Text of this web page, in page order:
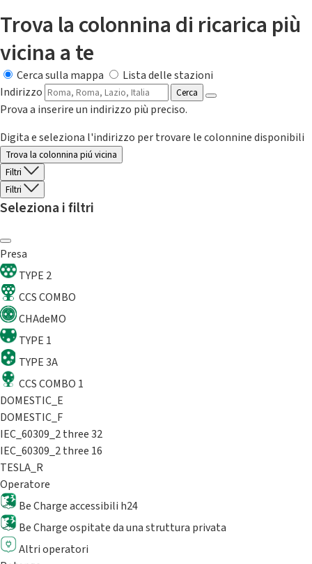
Trova la colonnina di ricarica più
vicina a te
Cerca sulla mappa
Lista delle stazioni
Indirizzo
Cerca
Prova a inserire un indirizzo più preciso.
Digita e seleziona l'indirizzo per trovare le colonnine disponibili
Trova la colonnina piú vicina
Filtri
Filtri
Seleziona i filtri
Presa
TYPE 2
CCS COMBO
CHAdeMO
TYPE 1
TYPE 3A
CCS COMBO 1
DOMESTIC_E
DOMESTIC_F
IEC_60309_2 three 32
IEC_60309_2 three 16
TESLA_R
Operatore
Be Charge accessibili h24
Be Charge ospitate da una struttura privata
Altri operatori